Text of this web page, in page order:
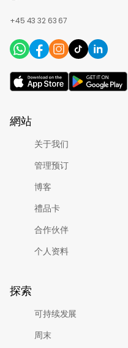
+45 43 32 63 67
網站
关于我们
管理预订
博客
禮品卡
合作伙伴
个人资料
探索
可持续发展
周末